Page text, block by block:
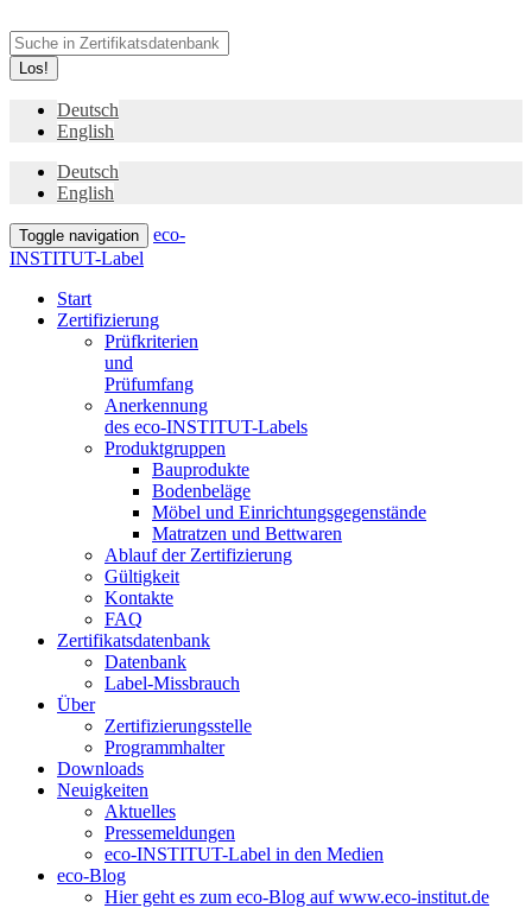
Los!
Deutsch
English
Deutsch
English
Toggle navigation
eco-
INSTITUT-Label
Start
Zertifizierung
Prüfkriterien
und
Prüfumfang
Anerkennung
des eco-INSTITUT-Labels
Produktgruppen
Bauprodukte
Bodenbeläge
Möbel und Einrichtungsgegenstände
Matratzen und Bettwaren
Ablauf der Zertifizierung
Gültigkeit
Kontakte
FAQ
Zertifikatsdatenbank
Datenbank
Label-Missbrauch
Über
Zertifizierungsstelle
Programmhalter
Downloads
Neuigkeiten
Aktuelles
Pressemeldungen
eco-INSTITUT-Label in den Medien
eco-Blog
Hier geht es zum eco-Blog auf www.eco-institut.de